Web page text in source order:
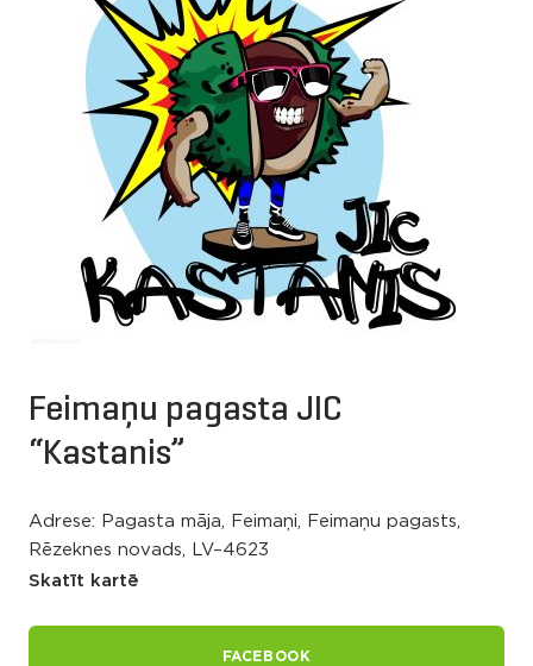
Feimaņu pagasta JIC
“Kastanis”
Adrese: Pagasta māja, Feimaņi, Feimaņu pagasts,
Rēzeknes novads, LV–4623
Skatīt kartē
FACEBOOK